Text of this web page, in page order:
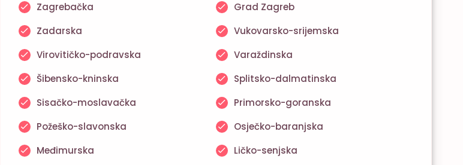
Zagrebačka
Grad Zagreb
Zadarska
Vukovarsko-srijemska
Virovitičko-podravska
Varaždinska
Šibensko-kninska
Splitsko-dalmatinska
Sisačko-moslavačka
Primorsko-goranska
Požeško-slavonska
Osječko-baranjska
Međimurska
Ličko-senjska